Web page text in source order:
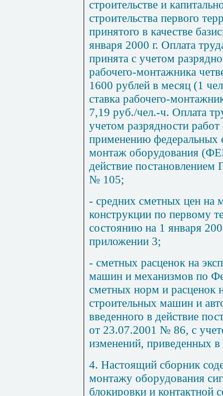
строительстве и
строительства первого
принятого в качестве
января 2000 г. Оплата
принята с учетом
рабочего-монтажника
1600 рублей в месяц (1
ставка рабочего-
7,19 руб./чел.-ч. Оплата
учетом разрядности
применению федеральных
монтаж оборудования
действие постановлением
№ 105;
- средних сметных цен на
конструкции по первому
состоянию на 1 января
приложении 3;
- сметных расценок на
машин и механизмов по
сметных норм и расценок
строительных машин и
введенного в действие
от 23.07.2001 № 86, с
изменений, приведенных
4. Настоящий сборник
монтажу оборудования
блокировки и контактной